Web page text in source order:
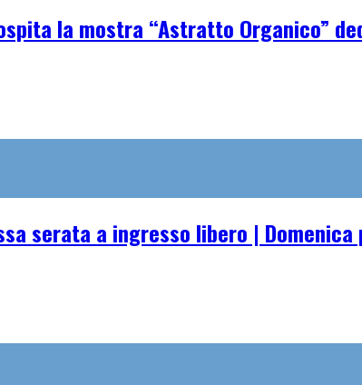
la mostra “Astratto Organico”
serata a ingresso libero | Domenica